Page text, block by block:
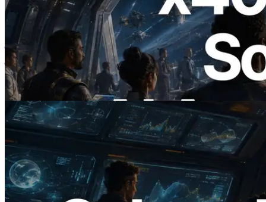
2026.07.04
ERPC ने x402 समर्थित Solana RPC लॉन्च
किया — AI एजेंट अब जरूरत के API के लिए ऑन-
डिमांड भुगतान कर सकते हैं
यह लेख पढ़ें